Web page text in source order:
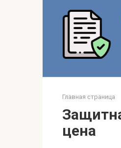
Главная страница
цена